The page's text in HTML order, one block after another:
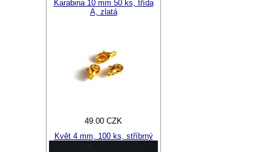
Karabina 10 mm 50 ks, třída
A, zlatá
49.00 CZK
Květ 4 mm, 100 ks, stříbrný